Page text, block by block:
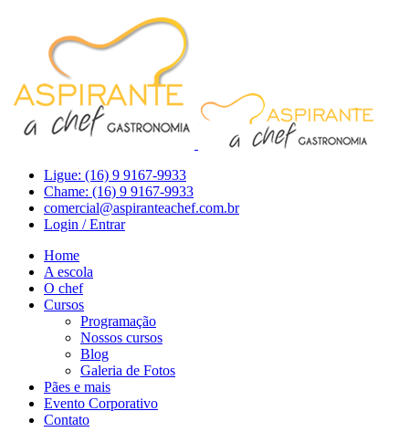
Ligue: (16) 9 9167-9933
Chame: (16) 9 9167-9933
comercial@aspiranteachef.com.br
Login / Entrar
Home
A escola
O chef
Cursos
Programação
Nossos cursos
Blog
Galeria de Fotos
Pães e mais
Evento Corporativo
Contato